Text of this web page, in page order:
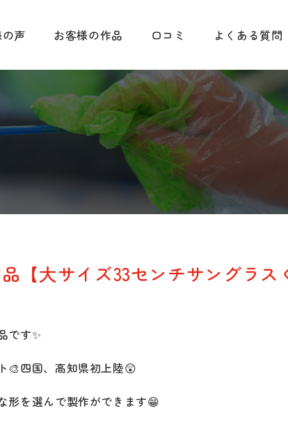
声 お客様の作品 口コミ よくある質問
【大サイズ33センチサングラス
です✨
🎨四国、高知県初上陸😲
形を選んで製作ができます😁